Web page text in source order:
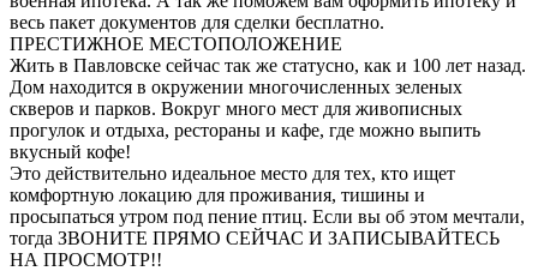
весь пакет документов для сделки бесплатно.
ПРЕСТИЖНОЕ МЕСТОПОЛОЖЕНИЕ
Жить в Павловске сейчас так же статусно, как и 100 лет назад.
Дом находится в окружении многочисленных зеленых
скверов и парков. Вокруг много мест для живописных
прогулок и отдыха, рестораны и кафе, где можно выпить
вкусный кофе!
Это действительно идеальное место для тех, кто ищет
комфортную локацию для проживания, тишины и
просыпаться утром под пение птиц. Если вы об этом мечтали,
тогда ЗВОНИТЕ ПРЯМО СЕЙЧАС И ЗАПИСЫВАЙТЕСЬ
НА ПРОСМОТР!!